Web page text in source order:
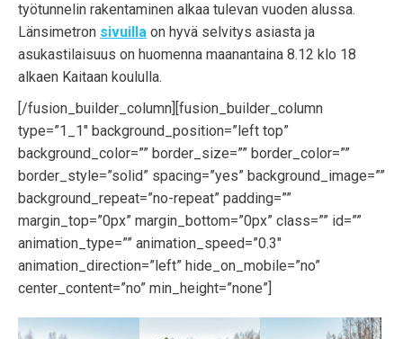
työtunnelin rakentaminen alkaa tulevan vuoden alussa.
Länsimetron sivuilla on hyvä selvitys asiasta ja
asukastilaisuus on huomenna maanantaina 8.12 klo 18
alkaen Kaitaan koululla.
[/fusion_builder_column][fusion_builder_column
type=”1_1″ background_position=”left top”
background_color=”” border_size=”” border_color=””
border_style=”solid” spacing=”yes” background_image=””
background_repeat=”no-repeat” padding=””
margin_top=”0px” margin_bottom=”0px” class=”” id=””
animation_type=”” animation_speed=”0.3″
animation_direction=”left” hide_on_mobile=”no”
center_content=”no” min_height=”none”]